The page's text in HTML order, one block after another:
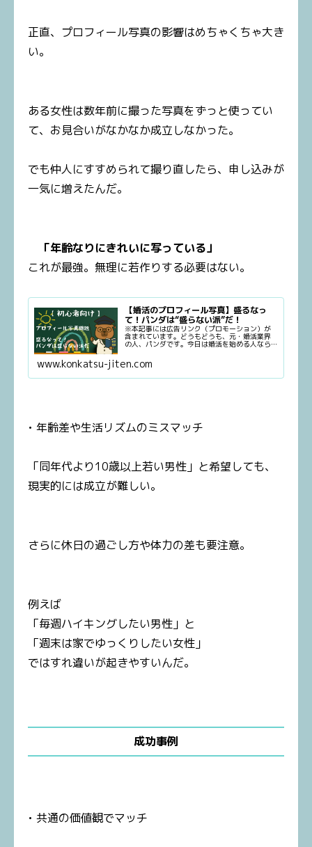
正直、プロフィール写真の影響はめちゃくちゃ大き
い。
ある女性は数年前に撮った写真をずっと使ってい
て、お見合いがなかなか成立しなかった。
でも仲人にすすめられて撮り直したら、申し込みが
一気に増えたんだ。
「年齢なりにきれいに写っている」
これが最強。無理に若作りする必要はない。
【婚活のプロフィール写真】盛るなっ
て！パンダは“盛らない派”だ！
※本記事には広告リンク（プロモーション）が
含まれています。どうもどうも、元・婚活業界
の人、パンダです。今日は婚活を始める人なら
パンダの結論はズバリ、「盛らな...
www.konkatsu-jiten.com
• 年齢差や生活リズムのミスマッチ
「同年代より10歳以上若い男性」と希望しても、
現実的には成立が難しい。
さらに休日の過ごし方や体力の差も要注意。
例えば
「毎週ハイキングしたい男性」と
「週末は家でゆっくりしたい女性」
ではすれ違いが起きやすいんだ。
成功事例
• 共通の価値観でマッチ